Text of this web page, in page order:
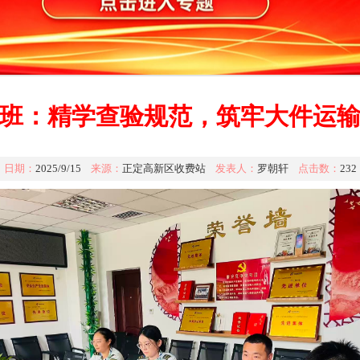
：精学查验规范，筑牢大件运
日期： 2025/9/15 来源： 正定高新区收费站 发表人： 罗朝轩 点击数： 232